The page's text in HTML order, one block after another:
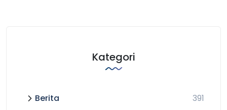
Kategori
Berita 391